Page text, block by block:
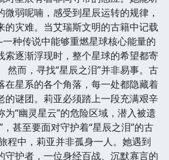
微弱呢喃，感受到星辰运转的规律，
的灾难。当艾瑞斯文明的古籍中记载
种传说中能够重燃星球核心能量的
逐渐浮现时，整个星球的希望都寄
然而，寻找“星辰之泪”并非易事。古
在星系的各个角落，每一处都隐藏着
的谜团。莉亚必须踏上一段充满艰辛
为“幽灵星云”的危险区域，潜入被遗
，甚至要面对守护着“星辰之泪”的古
程中，莉亚并非孤身一人。她遇到
守护者，一位身经百战、沉默寡言的